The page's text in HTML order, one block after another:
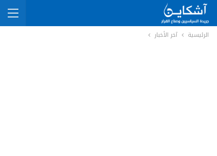
الرئيسية آخر الأخبار